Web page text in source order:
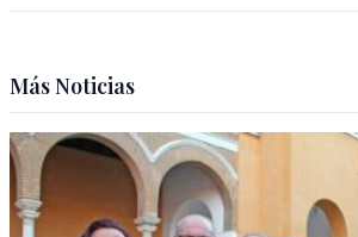
Más Noticias